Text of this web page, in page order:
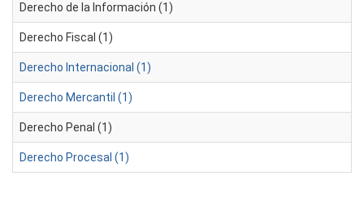
Derecho de la Información (1)
Derecho Fiscal (1)
Derecho Internacional (1)
Derecho Mercantil (1)
Derecho Penal (1)
Derecho Procesal (1)